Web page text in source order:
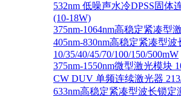
532nm 低噪声水冷DPSS固体
(10-18W)
375nm-1064nm高稳定紧凑型
405nm-830nm高稳定紧凑型
10/35/40/45/70/100/150/500mW
375nm-1550nm微型激光模块
CW DUV 单频连续激光器
633nm高稳定紧凑型波长锁定